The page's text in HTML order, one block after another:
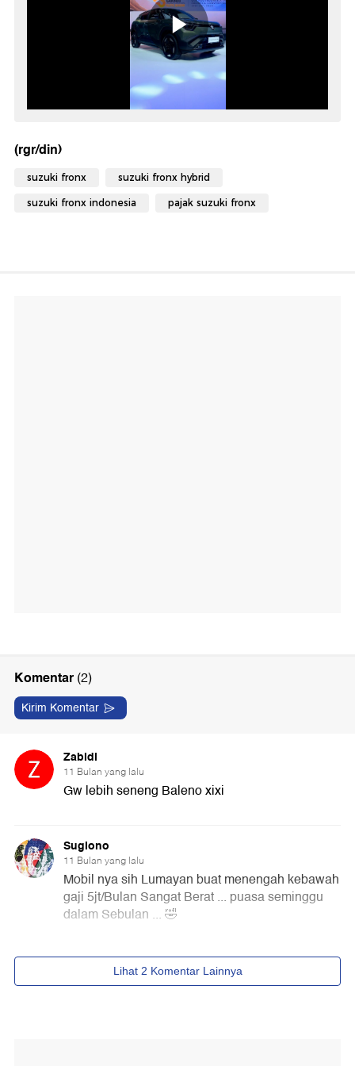
(rgr/din)
suzuki fronx suzuki fronx hybrid
suzuki fronx indonesia pajak suzuki fronx